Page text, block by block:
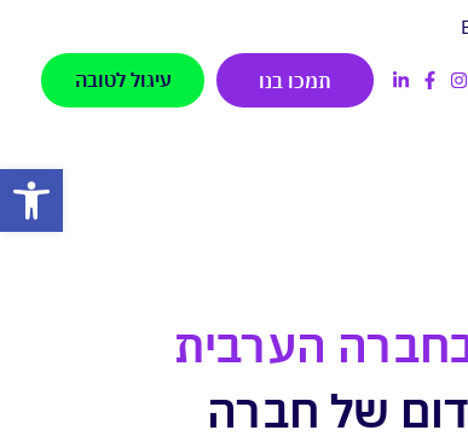
פתח
תמכו בנו עיגול לטובה
הערבית
של חברה